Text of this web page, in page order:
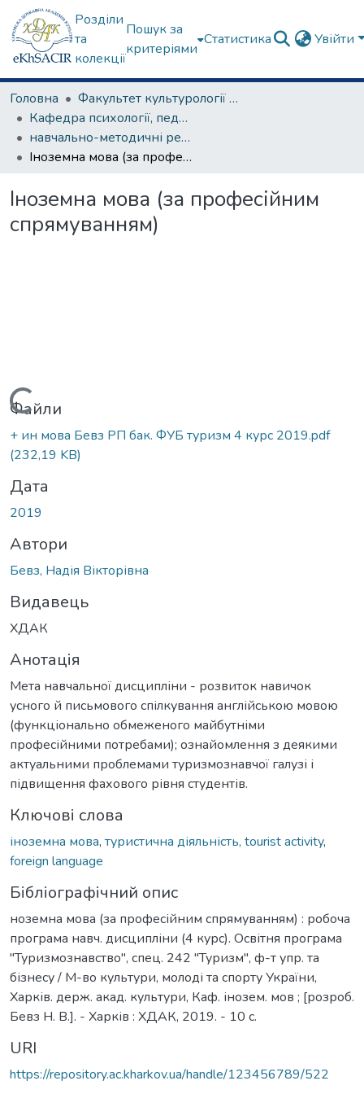
Розділи
та
колекції
Пошук за
критеріями
Статистика Увійти
Головна
Факультет культурології та соціальних комунікацій
Кафедра психології, педагогіки та філології
навчально-методичні рекомендації, програми дисциплін
Іноземна мова (за професійним спрямуванням)
Іноземна мова (за професійним
спрямуванням)
Вантажиться...
Файли
+ ин мова Бевз РП бак. ФУБ туризм 4 курс 2019.pdf
(232,19 KB)
Дата
2019
Автори
Бевз, Надія Вікторівна
Видавець
ХДАК
Анотація
Мета навчальної дисципліни - розвиток навичок
усного й письмового спілкування англійською мовою
(функціонально обмеженого майбутніми
професійними потребами); ознайомлення з деякими
актуальними проблемами туризмознавчої галузі і
підвищення фахового рівня студентів.
Ключові слова
іноземна мова, туристична діяльність, tourist activity,
foreign language
Бібліографічний опис
ноземна мова (за професійним спрямуванням) : робоча
програма навч. дисципліни (4 курс). Освітня програма
"Туризмознавство", спец. 242 "Туризм", ф-т упр. та
бізнесу / М-во культури, молоді та спорту України,
Харків. держ. акад. культури, Каф. інозем. мов ; [розроб.
Бевз Н. В.]. - Харків : ХДАК, 2019. - 10 с.
URI
https://repository.ac.kharkov.ua/handle/123456789/522